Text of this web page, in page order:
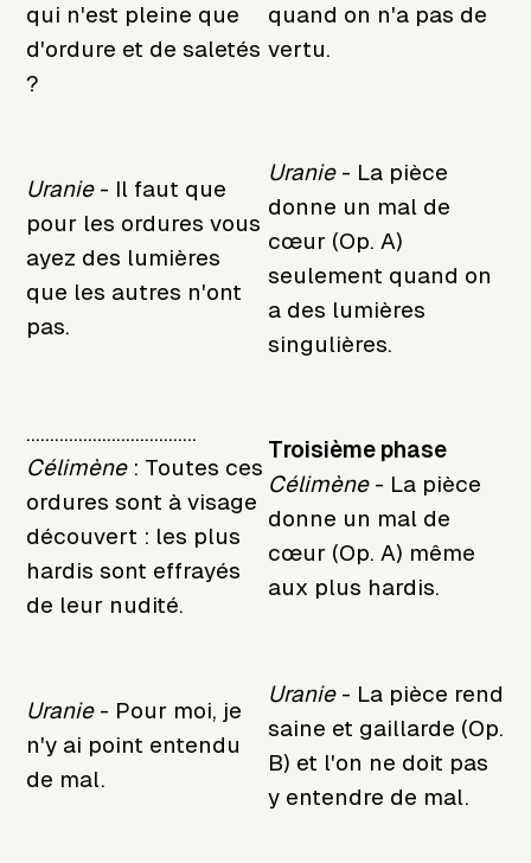
qui n'est pleine que
d'ordure et de saletés
?
quand on n'a pas de
vertu.
Uranie- Il faut que
pour les ordures vous
ayez des lumières
que les autres n'ont
pas.
Uranie- La pièce
donne un mal de
cœur (Op. A)
seulement quand on
a des lumières
singulières.
....................................
Célimène: Toutes ces
ordures sont à visage
découvert : les plus
hardis sont effrayés
de leur nudité.
Troisième phase
Célimène- La pièce
donne un mal de
cœur (Op. A) même
aux plus hardis.
Uranie- Pour moi, je
n'y ai point entendu
de mal.
Uranie- La pièce rend
saine et gaillarde (Op.
B) et l'on ne doit pas
y entendre de mal.